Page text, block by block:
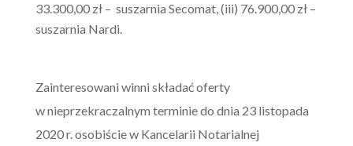
33.300,00 zł – suszarnia Secomat, (iii) 76.900,00 zł –
suszarnia Nardi.
Zainteresowani winni składać oferty
w nieprzekraczalnym terminie do dnia 23 listopada
2020 r. osobiście w Kancelarii Notarialnej